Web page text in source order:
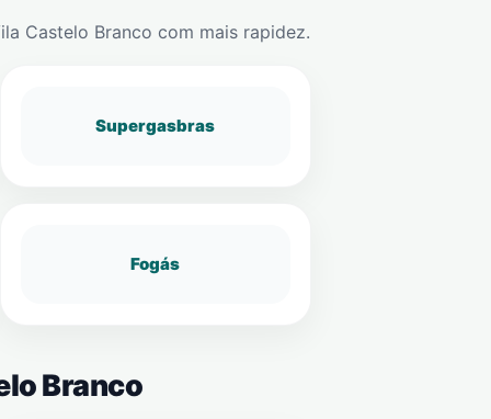
Castelo Branco com mais rapidez.
Supergasbras
Fogás
Branco